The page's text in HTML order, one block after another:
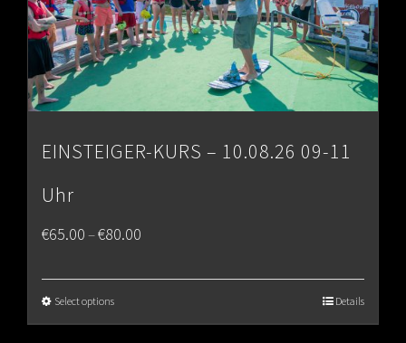
EINSTEIGER-KURS – 10.08.26 09-11
Uhr
€65.00–€80.00
Select options Details